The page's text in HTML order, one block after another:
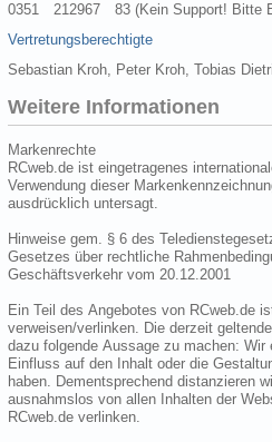
0351 212967 83 (Kein Support! Bitte
Vertretungsberechtigte
Sebastian Kroh, Peter Kroh, Tobias
Weitere Informationen
Markenrechte
RCweb.de ist eingetragenes
Verwendung dieser
ausdrücklich untersagt.
Hinweise gem. § 6 des
Gesetzes über rechtliche
Geschäftsverkehr vom 20.12.2001
Ein Teil des Angebotes von RCweb.de
verweisen/verlinken. Die derzeit
dazu folgende Aussage zu machen:
Einfluss auf den Inhalt oder die
haben. Dementsprechend distanzieren
ausnahmslos von allen Inhalten der
RCweb.de verlinken.